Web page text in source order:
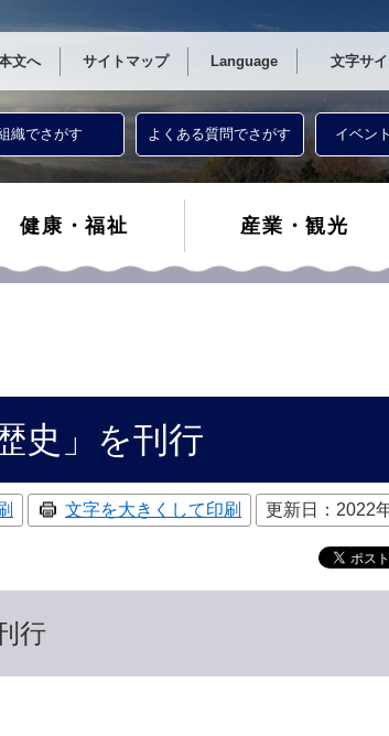
文へ サイトマップ Language 文字サ
織でさがす よくある質問でさがす イベン
健康・福祉 産業・観光
史」を刊行
文字を大きくして印刷 更新日：2022
行